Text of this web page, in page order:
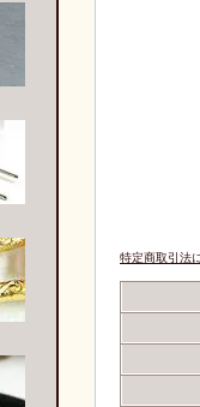
特定商取引法